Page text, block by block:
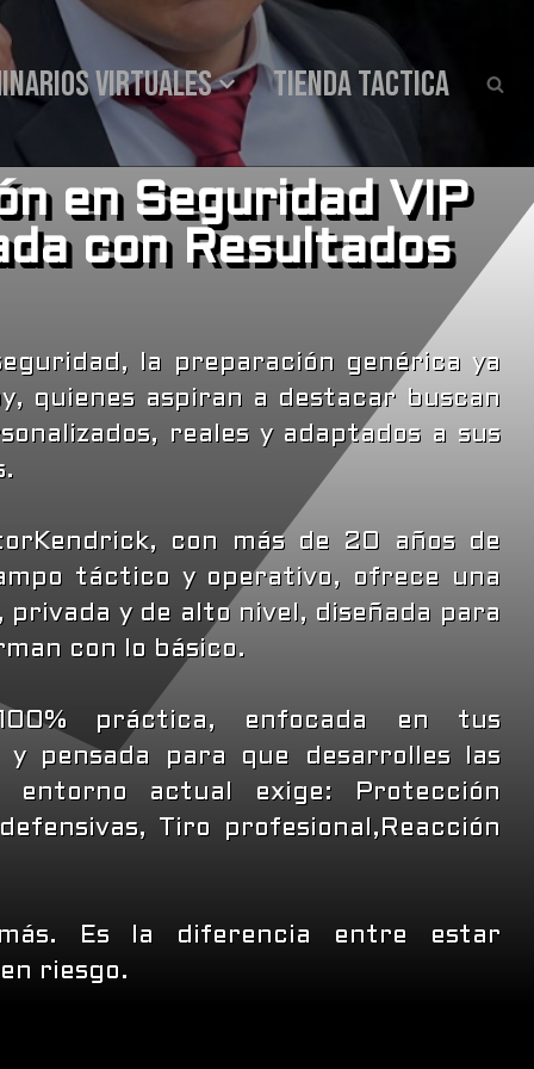
VIRTUALES Tienda Tactica
en Seguridad VIP
con Resultados
la preparación genérica ya
quienes aspiran a destacar buscan
reales y adaptados a sus
con más de 20 años de
táctico y operativo, ofrece una
privada y de alto nivel, diseñada para
con lo básico.
práctica, enfocada en tus
y pensada para que desarrolles las
entorno actual exige: Protección
Tiro profesional,Reacción
Es la diferencia entre estar
riesgo.